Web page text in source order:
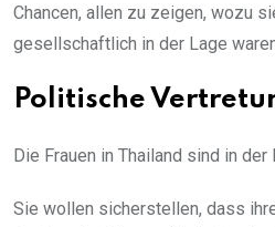
Chancen, allen zu zeigen, wozu
gesellschaftlich in der Lage
Politische
Die Frauen in Thailand sind in
Sie wollen sicherstellen, dass